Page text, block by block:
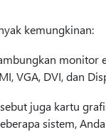
kemungkinan:
monitor
VGA, DVI, dan
juga kartu
sistem,